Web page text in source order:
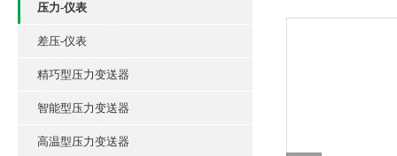
压力-仪表
差压-仪表
精巧型压力变送器
智能型压力变送器
高温型压力变送器